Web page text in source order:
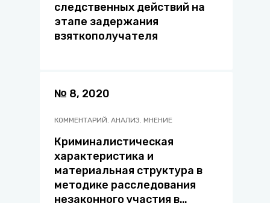
следственных действий на
этапе задержания
взяткополучателя
№ 8, 2020
КОММЕНТАРИЙ. АНАЛИЗ. МНЕНИЕ
Криминалистическая
характеристика и
материальная структура в
методике расследования
незаконного участия в